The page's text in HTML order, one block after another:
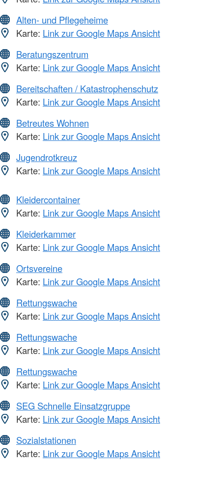
Alten- und Pflegeheime
Karte: Link zur Google Maps Ansicht
Beratungszentrum
Karte: Link zur Google Maps Ansicht
Bereitschaften / Katastrophenschutz
Karte: Link zur Google Maps Ansicht
Betreutes Wohnen
Karte: Link zur Google Maps Ansicht
Jugendrotkreuz
Karte: Link zur Google Maps Ansicht
Kleidercontainer
Karte: Link zur Google Maps Ansicht
Kleiderkammer
Karte: Link zur Google Maps Ansicht
Ortsvereine
Karte: Link zur Google Maps Ansicht
Rettungswache
Karte: Link zur Google Maps Ansicht
Rettungswache
Karte: Link zur Google Maps Ansicht
Rettungswache
Karte: Link zur Google Maps Ansicht
SEG Schnelle Einsatzgruppe
Karte: Link zur Google Maps Ansicht
Sozialstationen
Karte: Link zur Google Maps Ansicht